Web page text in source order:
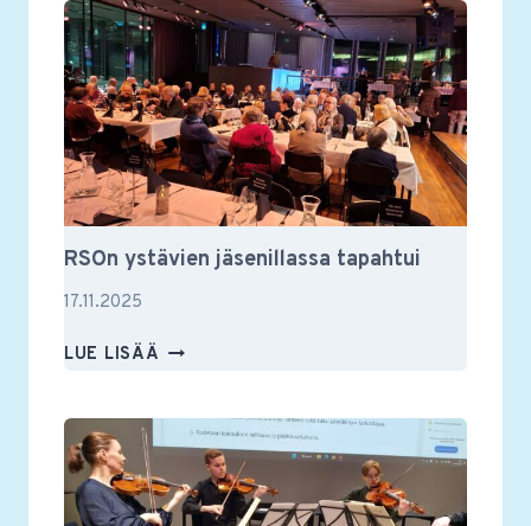
MUSIIKISTA
MUUSTAKIN
RSOn ystävien jäsenillassa tapahtui
17.11.2025
LUE LISÄÄ RSON
TAPAHTUI